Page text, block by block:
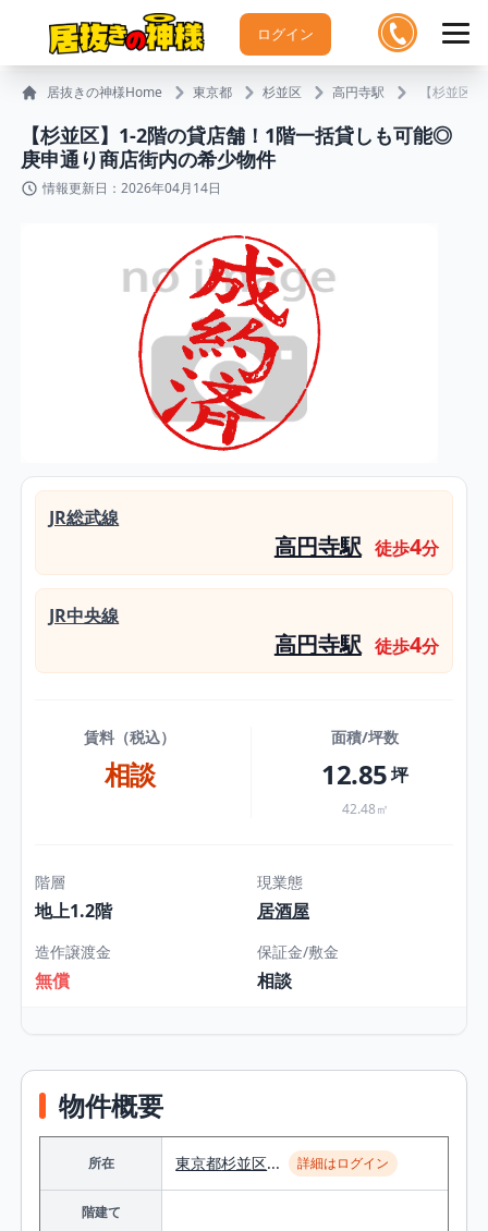
ログイン
居抜きの神様Home 東京都 杉並区 高円寺駅 【杉並区
【杉並区】1-2階の貸店舗！1階一括貸しも可能◎
庚申通り商店街内の希少物件
情報更新日：2026年04月14日
JR総武線
高円寺駅 徒歩4分
JR中央線
高円寺駅 徒歩4分
賃料（税込）
相談
面積/坪数
12.85坪
42.48㎡
階層
地上1.2階
現業態
居酒屋
造作譲渡金
無償
保証金/敷金
相談
物件概要
所在 東京都杉並区... 詳細はログイン
階建て